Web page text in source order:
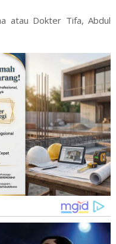
atau Dokter Tifa, Abdul